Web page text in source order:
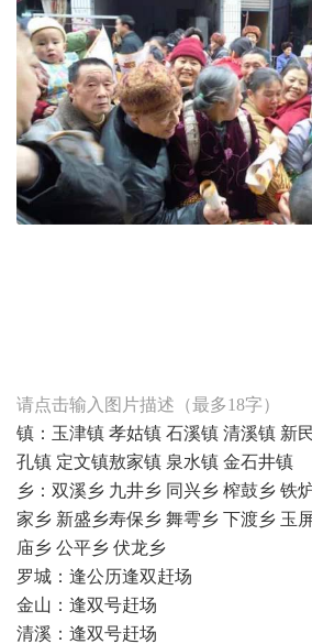
请点击输入图片描述（最多18字）
镇：玉津镇 孝姑镇 石溪镇 清溪镇 新
孔镇 定文镇敖家镇 泉水镇 金石井镇
乡：双溪乡 九井乡 同兴乡 榨鼓乡 铁
家乡 新盛乡寿保乡 舞雩乡 下渡乡 玉
庙乡 公平乡 伏龙乡
罗城：逢公历逢双赶场
金山：逢双号赶场
清溪：逢双号赶场